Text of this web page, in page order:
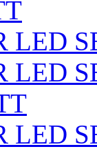
LED
LED
LED